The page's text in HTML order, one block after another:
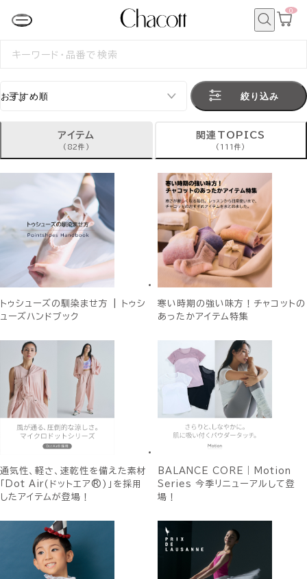
カ
0
検
絞り込み
アイテム
(82件)
関連TOPICS
(111件)
トゥシューズの馴染ませ方 | トゥシ
ューズハンドブック
寒い時期の強い味方！チャコットの
あったかアイテム特集
通気性、軽さ、速乾性を備えた素材
「Dot Air(ドットエア®)」を採用
したアイテムが登場！
BALANCE CORE｜Motion
Series 今季リニューアルして登
場！